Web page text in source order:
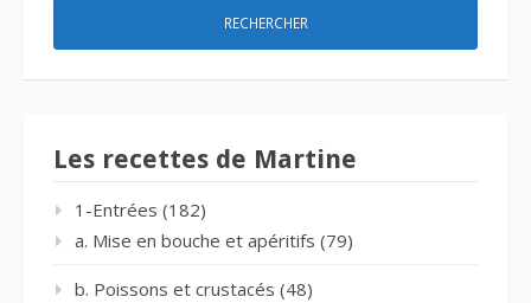
Les recettes de Martine
1-Entrées (182)
a. Mise en bouche et apéritifs (79)
b. Poissons et crustacés (48)